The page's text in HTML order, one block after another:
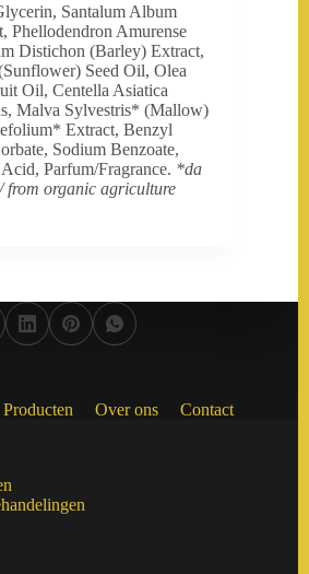
Santalum Album
Phellodendron Amurense
Distichon (Barley) Extract,
Seed Oil, Olea
Oil, Centella Asiatica
Malva Sylvestris* (Mallow)
Extract, Benzyl
Sodium Benzoate,
Parfum/Fragrance. *da
organic agriculture
Producten Over ons
Contact